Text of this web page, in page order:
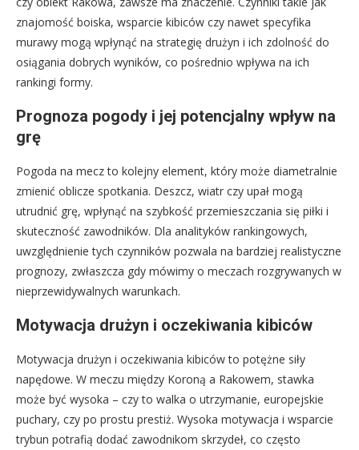
znajomość boiska, wsparcie kibiców czy nawet specyfika
murawy mogą wpłynąć na strategię drużyn i ich zdolność do
osiągania dobrych wyników, co pośrednio wpływa na ich
rankingi formy.
Prognoza pogody i jej potencjalny wpływ na
grę
Pogoda na mecz to kolejny element, który może diametralnie
zmienić oblicze spotkania. Deszcz, wiatr czy upał mogą
utrudnić grę, wpłynąć na szybkość przemieszczania się piłki i
skuteczność zawodników. Dla analityków rankingowych,
uwzględnienie tych czynników pozwala na bardziej realistyczne
prognozy, zwłaszcza gdy mówimy o meczach rozgrywanych w
nieprzewidywalnych warunkach.
Motywacja drużyn i oczekiwania kibiców
Motywacja drużyn i oczekiwania kibiców to potężne siły
napędowe. W meczu między Koroną a Rakowem, stawka
może być wysoka – czy to walka o utrzymanie, europejskie
puchary, czy po prostu prestiż. Wysoka motywacja i wsparcie
trybun potrafią dodać zawodnikom skrzydeł, co często